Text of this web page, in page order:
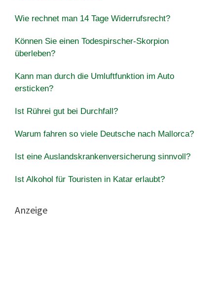
Wie rechnet man 14 Tage Widerrufsrecht?
Können Sie einen Todespirscher-Skorpion
überleben?
Kann man durch die Umluftfunktion im Auto
ersticken?
Ist Rührei gut bei Durchfall?
Warum fahren so viele Deutsche nach Mallorca?
Ist eine Auslandskrankenversicherung sinnvoll?
Ist Alkohol für Touristen in Katar erlaubt?
Anzeige